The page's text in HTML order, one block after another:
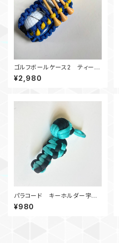
ゴルフボールケース2 ティーホ
ルダー Peace in Ukraine ウ
クライナ
¥2,980
パラコード キーホルダー宇宙
服 TB黒
¥980